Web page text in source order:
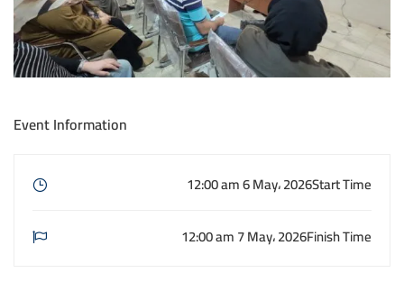
Event Information
Start Time12:00 am 6 May، 2026
Finish Time12:00 am 7 May، 2026